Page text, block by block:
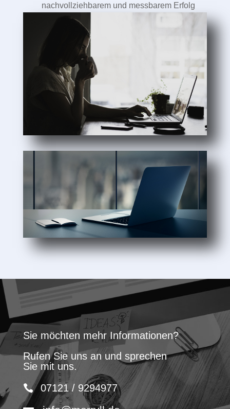
nachvollziehbarem und messbarem Erfolg
Sie möchten mehr Informationen?
Rufen Sie uns an und sprechen
Sie mit uns.
07121 / 9294977